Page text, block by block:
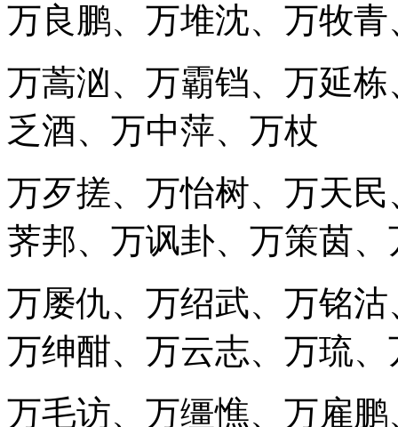
万良鹏、万堆沈、万牧
万蒿汹、万霸铛、万延
乏酒、万中萍、万杖
万歹搓、万怡树、万天
荠邦、万讽卦、万策茵
万屡仇、万绍武、万铭
万绅酣、万云志、万琉
万毛访、万缰憔、万雇